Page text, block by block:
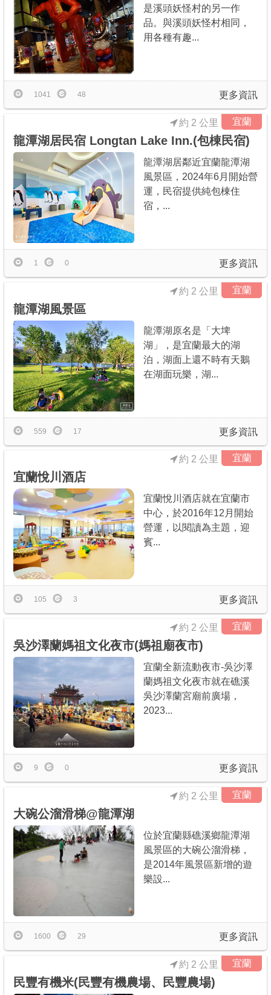
是溪頭妖怪村的另一作
品。與溪頭妖怪村相同，
用各種有趣...
更多資訊
1041 48
宜蘭
約 2 公里
龍潭湖居民宿 Longtan Lake Inn.(包棟民宿)
龍潭湖居鄰近宜蘭龍潭湖
風景區，2024年6月開始營
運，民宿提供純包棟住
宿，...
更多資訊
1 0
宜蘭
約 2 公里
龍潭湖風景區
龍潭湖原名是「大埤
湖」，是宜蘭最大的湖
泊，湖面上還不時有天鵝
在湖面玩樂，湖...
更多資訊
559 17
宜蘭
約 2 公里
宜蘭悅川酒店
宜蘭悅川酒店就在宜蘭市
中心，於2016年12月開始
營運，以閱讀為主題，迎
賓...
更多資訊
105 3
宜蘭
約 2 公里
吳沙澤蘭媽祖文化夜市(媽祖廟夜市)
宜蘭全新流動夜市-吳沙澤
蘭媽祖文化夜市就在礁溪
吳沙澤蘭宮廟前廣場，
2023...
更多資訊
9 0
宜蘭
約 2 公里
大碗公溜滑梯@龍潭湖
位於宜蘭縣礁溪鄉龍潭湖
風景區的大碗公溜滑梯，
是2014年風景區新增的遊
樂設...
更多資訊
1600 29
宜蘭
約 2 公里
民豐有機米(民豐有機農場、民豐農場)